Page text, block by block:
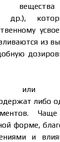
др.),
из
или
либо
форме,
и